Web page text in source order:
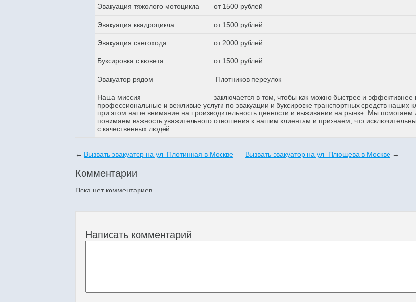
Эвакуация тяжолого мотоцикла от 1500 рублей
Эвакуация квадроцикла от 1500 рублей
Эвакуация снегохода от 2000 рублей
Буксировка с кювета от 1500 рублей
Эвакуатор рядом Плотников переулок
Наша миссия
заключается в том, чтобы как можно быстрее и эффективнее
профессиональные и вежливые услуги по эвакуации и буксировке транспортных средств наших
при этом наше внимание на производительность ценности и выживании на рынке. Мы
понимаем важность уважительного отношения к нашим клиентам и признаем, что
с качественных людей.
← Вызвать эвакуатор на ул Плотинная в Москве Вызвать эвакуатор на ул Плющева в Москве →
Комментарии
Пока нет комментариев
Написать комментарий